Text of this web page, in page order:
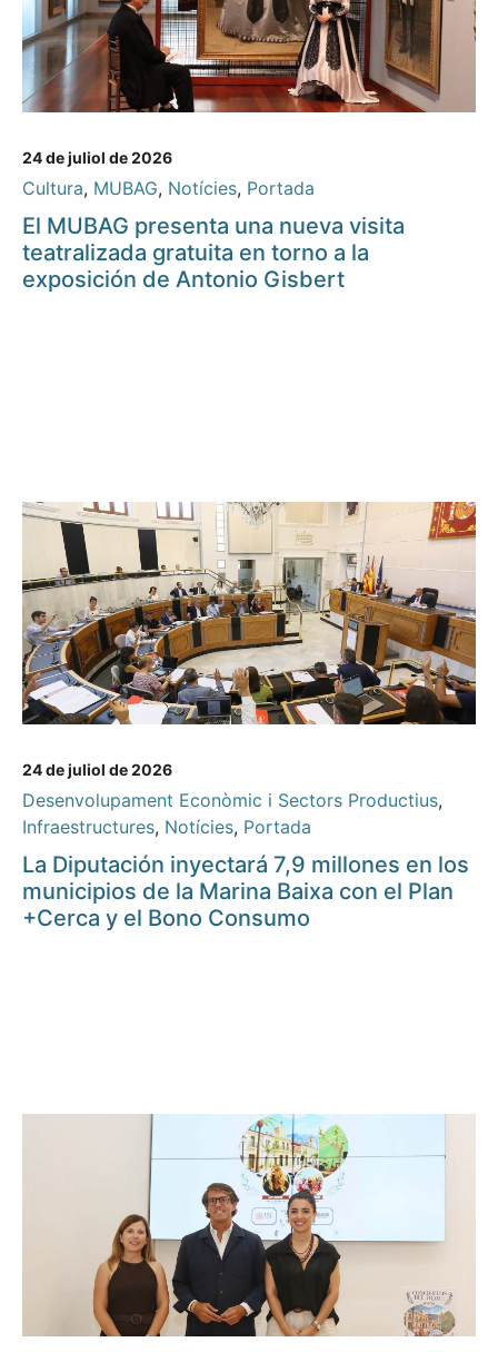
24 de juliol de 2026
Cultura, MUBAG, Notícies, Portada
El MUBAG presenta una nueva visita
teatralizada gratuita en torno a la
exposición de Antonio Gisbert
24 de juliol de 2026
Desenvolupament Econòmic i Sectors Productius,
Infraestructures, Notícies, Portada
La Diputación inyectará 7,9 millones en los
municipios de la Marina Baixa con el Plan
+Cerca y el Bono Consumo